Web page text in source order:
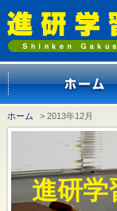
ホーム > 2013年12月
進研学